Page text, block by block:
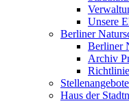
Unsere
Berliner
Berliner
Archiv
Stellenangebote
Haus der